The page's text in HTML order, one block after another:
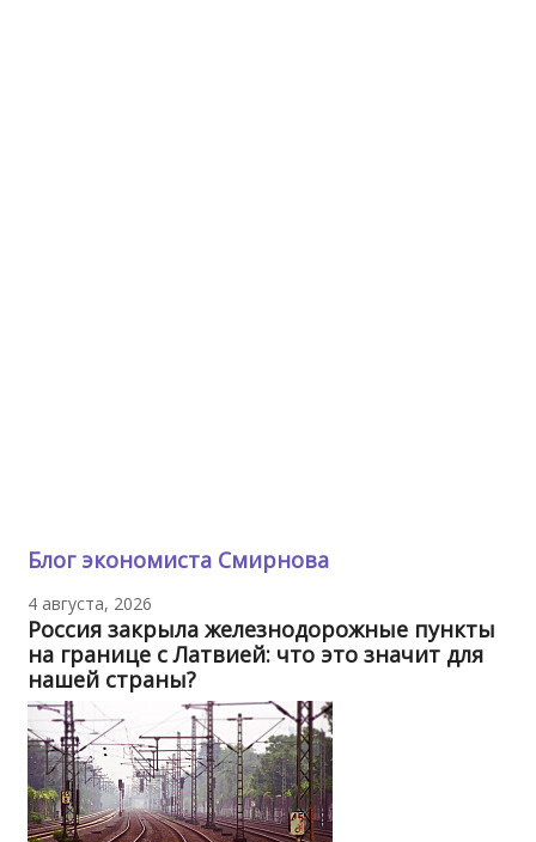
Блог экономиста Смирнова
4 августа, 2026
Россия закрыла железнодорожные пункты
на границе с Латвией: что это значит для
нашей страны?